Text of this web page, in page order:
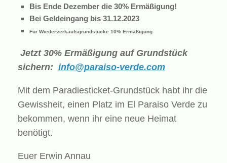
Bis Ende Dezember die 30% Ermäßigung!
Bei Geldeingang bis 31.12.2023
Für Wiederverkaufsgrundstücke 10% Ermäßigung
Jetzt 30% Ermäßigung auf Grundstück
sichern: info@paraiso-verde.com
Mit dem Paradiesticket-Grundstück habt ihr die
Gewissheit, einen Platz im El Paraiso Verde zu
bekommen, wenn ihr eine neue Heimat
benötigt.
Euer Erwin Annau